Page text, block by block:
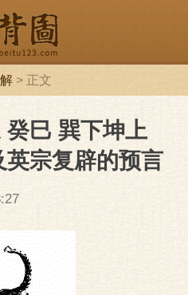
图
> 正文
巳 巽下坤上
宗复辟的预言